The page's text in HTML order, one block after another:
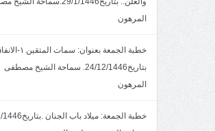
المرهون
خطبة الجمعة بعنوان: سمات
بتاريخ24/12/1446. سماحة الشيخ مصطفى
المرهون